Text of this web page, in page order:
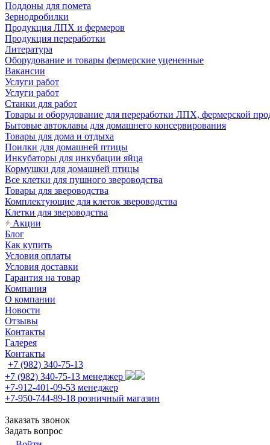
Поддоны для помета
Зернодробилки
Продукция ЛПХ и фермеров
Продукция переработки
Литература
Оборудование и товары фермерские уцененные
Вакансии
Услуги работ
Услуги работ
Станки для работ
Товары и оборудование для переработки ЛПХ, фермерской
Бытовые автоклавы для домашнего консервирования
Товары для дома и отдыха
Поилки для домашней птицы
Инкубаторы для инкубации яйца
Кормушки для домашней птицы
Все клетки для пушного звероводства
Товары для звероводства
Комплектующие для клеток звероводства
Клетки для звероводства
Акции
Блог
Как купить
Условия оплаты
Условия доставки
Гарантия на товар
Компания
О компании
Новости
Отзывы
Контакты
Галерея
Контакты
+7 (982) 340-75-13
+7 (982) 340-75-13 менеджер
+7-912-401-09-53 менеджер
+7-950-744-89-18 розничный магазин
Заказать звонок
Задать вопрос